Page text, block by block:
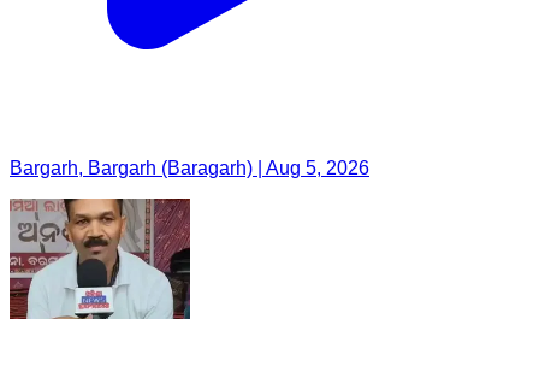
Bargarh, Bargarh (Baragarh) | Aug 5, 2026